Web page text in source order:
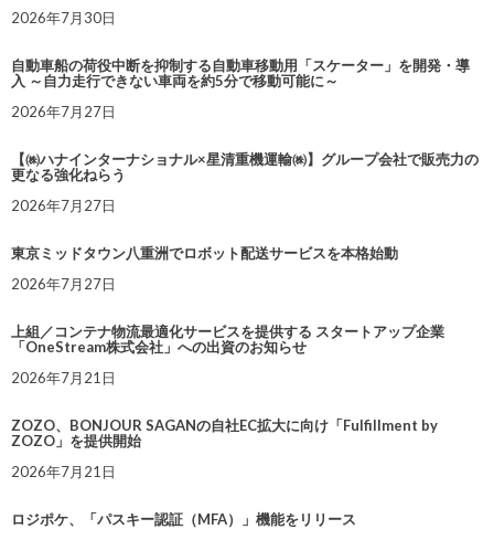
2026年7月30日
自動車船の荷役中断を抑制する自動車移動用「スケーター」を開発・導
入 ～自力走行できない車両を約5分で移動可能に～
2026年7月27日
【㈱ハナインターナショナル×星清重機運輸㈱】グループ会社で販売力の
更なる強化ねらう
2026年7月27日
東京ミッドタウン八重洲でロボット配送サービスを本格始動
2026年7月27日
上組／コンテナ物流最適化サービスを提供する スタートアップ企業
「OneStream株式会社」への出資のお知らせ
2026年7月21日
ZOZO、BONJOUR SAGANの自社EC拡大に向け「Fulfillment by
ZOZO」を提供開始
2026年7月21日
ロジポケ、「パスキー認証（MFA）」機能をリリース